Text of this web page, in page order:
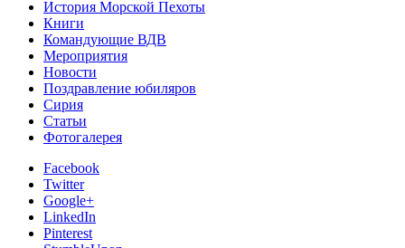
История Морской Пехоты
Книги
Командующие ВДВ
Мероприятия
Новости
Поздравление юбиляров
Сирия
Статьи
Фотогалерея
Facebook
Twitter
Google+
LinkedIn
Pinterest